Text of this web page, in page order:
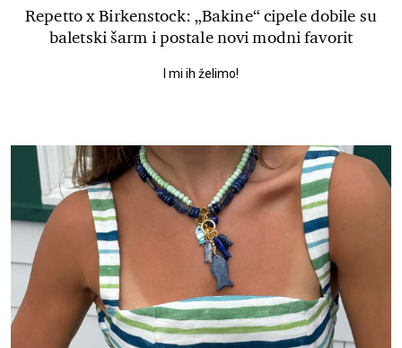
Repetto x Birkenstock: „Bakine“ cipele dobile su
baletski šarm i postale novi modni favorit
I mi ih želimo!